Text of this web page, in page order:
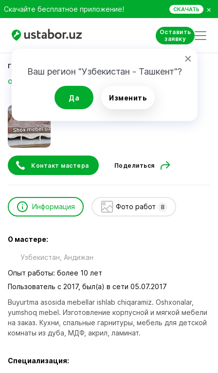
Скачайте бесплатное приложение! СКАЧАТЬ ×
Оставить
заявку
Ваш регион "Узбекистан - Ташкент"?
Да Изменить
Главная
Odiljon Ahmadaliyev
Odiljon Ahmadaliyev
Контакт мастера Поделиться
Информация Фото работ 8
О мастере:
Узбекистан, Андижан
Опыт работы: более 10 лет
Пользователь с 2017, был(а) в сети 05.07.2017
Buyurtma asosida mebellar ishlab chiqaramiz. Oshxonalar,
yumshoq mebel. Изготовление корпусной и мягкой мебели
на заказ. Кухни, спальные гарнитуры, мебель для детской
комнаты из дуба, МДФ, акрил, ламинат.
Специализация: